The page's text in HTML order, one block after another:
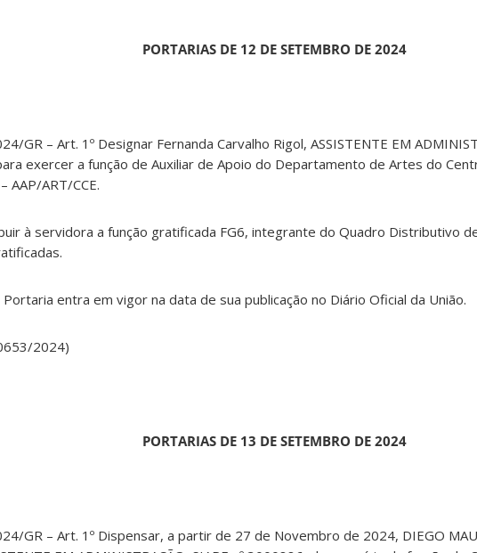
PORTARIAS DE 12 DE SETEMBRO DE 2024
GR – Art. 1º Designar Fernanda Carvalho Rigol, ASSISTENTE EM
exercer a função de Auxiliar de Apoio do Departamento de Artes do
AAP/ART/CCE.
à servidora a função gratificada FG6, integrante do Quadro Distributivo
Portaria entra em vigor na data de sua publicação no Diário Oficial da União.
2024)
PORTARIAS DE 13 DE SETEMBRO DE 2024
GR – Art. 1º Dispensar, a partir de 27 de Novembro de 2024, DIEGO